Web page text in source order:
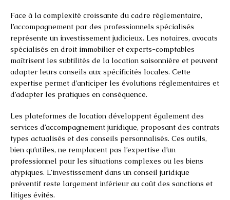
Face à la complexité croissante du cadre réglementaire,
l’accompagnement par des professionnels spécialisés
représente un investissement judicieux. Les notaires, avocats
spécialisés en droit immobilier et experts-comptables
maîtrisent les subtilités de la location saisonnière et peuvent
adapter leurs conseils aux spécificités locales. Cette
expertise permet d’anticiper les évolutions réglementaires et
d’adapter les pratiques en conséquence.
Les plateformes de location développent également des
services d’accompagnement juridique, proposant des contrats
types actualisés et des conseils personnalisés. Ces outils,
bien qu’utiles, ne remplacent pas l’expertise d’un
professionnel pour les situations complexes ou les biens
atypiques. L’investissement dans un conseil juridique
préventif reste largement inférieur au coût des sanctions et
litiges évités.